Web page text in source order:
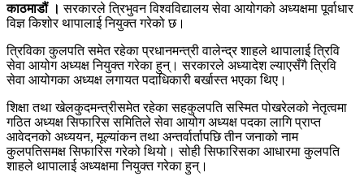
काठमाडौं । सरकारले त्रिभुवन विश्वविद्यालय सेवा आयोगको अध्यक्षमा पूर्वाधार
विज्ञ किशोर थापालाई नियुक्त गरेको छ।
त्रिविका कुलपति समेत रहेका प्रधानमन्त्री वालेन्द्र शाहले थापालाई त्रिवि
सेवा आयोग अध्यक्ष नियुक्त गरेका हुन्। सरकारले अध्यादेश ल्याएसँगै त्रिवि
सेवा आयोगका अध्यक्ष लगायत पदाधिकारी बर्खास्त भएका थिए।
शिक्षा तथा खेलकुदमन्त्रीसमेत रहेका सहकुलपति सस्मित पोखरेलको नेतृत्वमा
गठित अध्यक्ष सिफारिस समितिले सेवा आयोग अध्यक्ष पदका लागि प्राप्त
आवेदनको अध्ययन, मूल्यांकन तथा अन्तर्वार्तापछि तीन जनाको नाम
कुलपतिसमक्ष सिफारिस गरेको थियो। सोही सिफारिसका आधारमा कुलपति
शाहले थापालाई अध्यक्षमा नियुक्त गरेका हुन्।